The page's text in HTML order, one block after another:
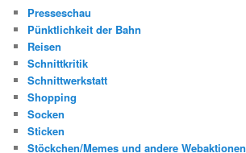
Presseschau
Pünktlichkeit der Bahn
Reisen
Schnittkritik
Schnittwerkstatt
Shopping
Socken
Sticken
Stöckchen/Memes und andere Webaktionen